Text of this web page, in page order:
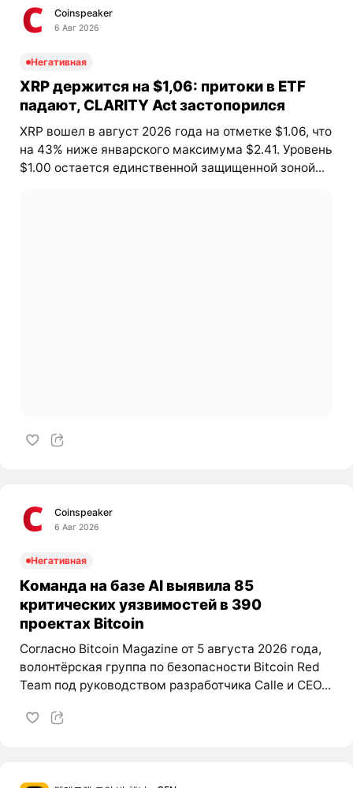
Coinspeaker
6 Авг 2026
Негативная
XRP держится на $1,06: притоки в ETF
падают, CLARITY Act застопорился
XRP вошел в август 2026 года на отметке $1.06, что
на 43% ниже январского максимума $2.41. Уровень
$1.00 остается единственной защищенной зоной...
Coinspeaker
6 Авг 2026
Негативная
Команда на базе AI выявила 85
критических уязвимостей в 390
проектах Bitcoin
Согласно Bitcoin Magazine от 5 августа 2026 года,
волонтёрская группа по безопасности Bitcoin Red
Team под руководством разработчика Calle и CEO...